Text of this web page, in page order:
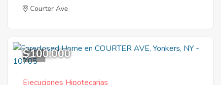
Courter Ave
1
$100,000
Ejecuciones Hipotecarias